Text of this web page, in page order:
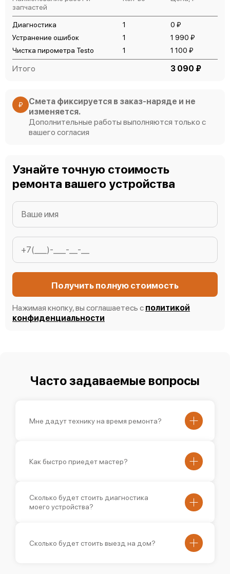
запчастей
Диагностика 1
0 ₽
Устранение ошибок
1
1 990 ₽
Чистка пирометра Testo
1 1 100 ₽
Итого 3 090 ₽
₽
Смета фиксируется в заказ-наряде и не
изменяется.
Дополнительные работы выполняются только с
вашего согласия
Узнайте точную стоимость
ремонта вашего устройства
Получить полную стоимость
Нажимая кнопку, вы соглашаетесь с политикой
конфиденциальности
Часто задаваемые вопросы
Мне дадут технику на время ремонта?
Как быстро приедет мастер?
Сколько будет стоить диагностика
моего устройства?
Сколько будет стоить выезд на дом?